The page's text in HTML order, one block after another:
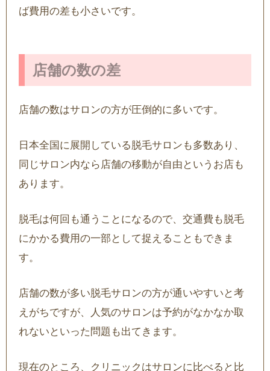
ば費用の差も小さいです。
店舗の数の差
店舗の数はサロンの方が圧倒的に多いです。
日本全国に展開している脱毛サロンも多数あり、
同じサロン内なら店舗の移動が自由というお店も
あります。
脱毛は何回も通うことになるので、交通費も脱毛
にかかる費用の一部として捉えることもできま
す。
店舗の数が多い脱毛サロンの方が通いやすいと考
えがちですが、人気のサロンは予約がなかなか取
れないといった問題も出てきます。
現在のところ、クリニックはサロンに比べると比